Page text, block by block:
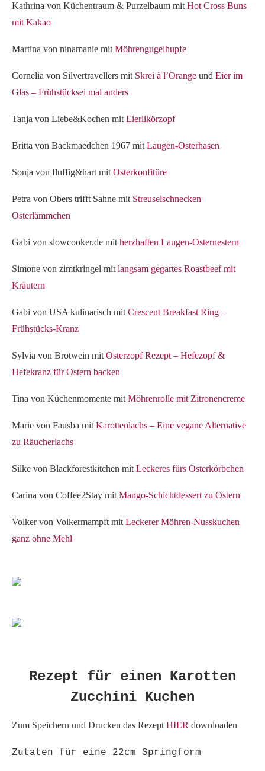
Kathrina von Küchentraum & Purzelbaum mit Hot Cross Buns
mit Kakao
Martina von ninamanie mit Möhrengugelhupfe
Cornelia von Silvertravellers mit Skrei à l’Orange und Eier im
Glas – Frühstücksei mal anders
Tanja von Liebe&Kochen mit Eierlikörzopf
Britta von Backmaedchen 1967 mit Laugen-Osterhasen
Sonja von fluffig&hart mit Osterkonfitüre
Petra von Obers trifft Sahne mit Streuselschnecken
Osterlämmchen
Gabi von slowcooker.de mit herzhaften Laugen-Osternestern
Simone von zimtkringel mit langsam gegartes Roastbeef mit
Kräutern
Gabi von USA kulinarisch mit Crescent Breakfast Ring –
Frühstücks-Kranz
Sylvia von Brotwein mit Osterzopf Rezept – Hefezopf &
Hefekranz für Ostern backen
Tina von Küchenmomente mit Möhrenrolle mit Zitronencreme
Marie von Fausba mit Karottenlachs – Eine vegane Alternative
zu Räucherlachs
Silke von Blackforestkitchen mit Leckeres fürs Osterkörbchen
Carina von Coffee2Stay mit Mango-Schichtdessert zu Ostern
Volker von Volkermampft mit Leckerer Möhren-Nusskuchen
ganz ohne Mehl
Rezept für einen Karotten
Zucchini Kuchen
Zum Speichern und Drucken das Rezept HIER downloaden
Zutaten für eine 22cm Springform